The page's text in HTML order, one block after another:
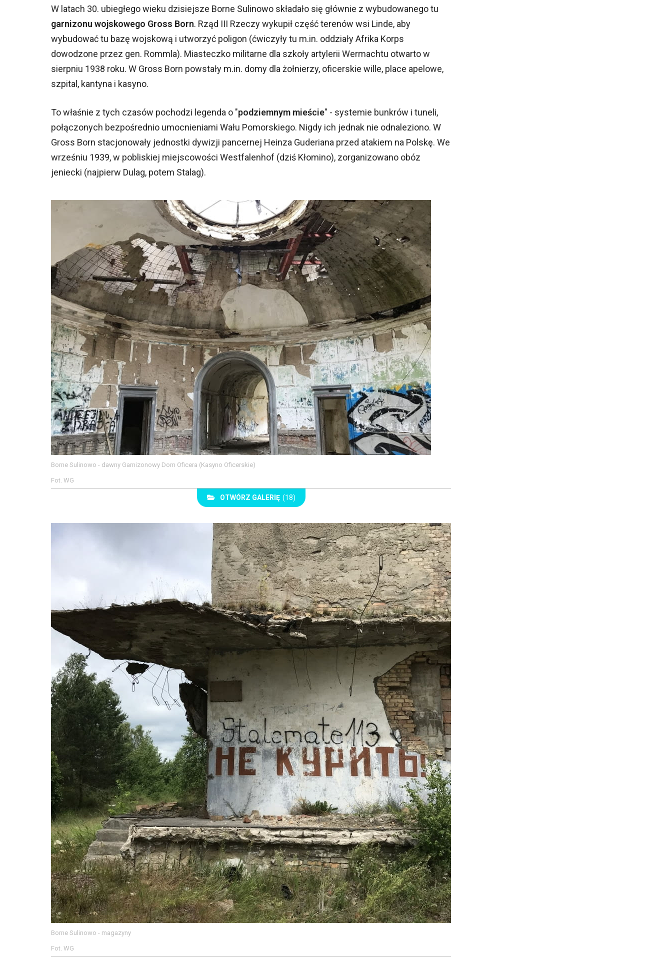
W latach 30. ubiegłego wieku dzisiejsze Borne Sulinowo składało się głównie z wybudowanego tu
garnizonu wojskowego Gross Born. Rząd III Rzeczy wykupił część terenów wsi Linde, aby
wybudować tu bazę wojskową i utworzyć poligon (ćwiczyły tu m.in. oddziały Afrika Korps
dowodzone przez gen. Rommla). Miasteczko militarne dla szkoły artylerii Wermachtu otwarto w
sierpniu 1938 roku. W Gross Born powstały m.in. domy dla żołnierzy, oficerskie wille, place apelowe,
szpital, kantyna i kasyno.
To właśnie z tych czasów pochodzi legenda o "podziemnym mieście" - systemie bunkrów i tuneli,
połączonych bezpośrednio umocnieniami Wału Pomorskiego. Nigdy ich jednak nie odnaleziono. W
Gross Born stacjonowały jednostki dywizji pancernej Heinza Guderiana przed atakiem na Polskę. We
wrześniu 1939, w pobliskiej miejscowości Westfalenhof (dziś Kłomino), zorganizowano obóz
jeniecki (najpierw Dulag, potem Stalag).
Borne Sulinowo - dawny Garnizonowy Dom Oficera (Kasyno Oficerskie)
Fot. WG
OTWÓRZ GALERIĘ (18)
Borne Sulinowo - magazyny
Fot. WG